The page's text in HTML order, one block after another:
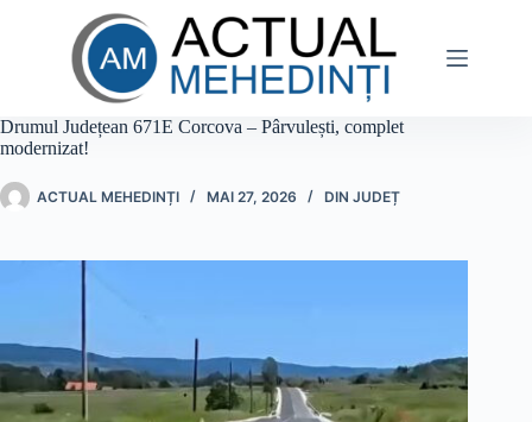
Drumul Județean 671E Corcova – Pârvulești, complet
modernizat!
ACTUAL MEHEDINȚI MAI 27, 2026 DIN JUDEȚ